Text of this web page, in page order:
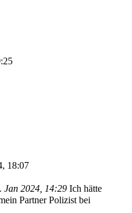
18:07
Jan 2024, 14:29 Ich hätte
Partner Polizist bei